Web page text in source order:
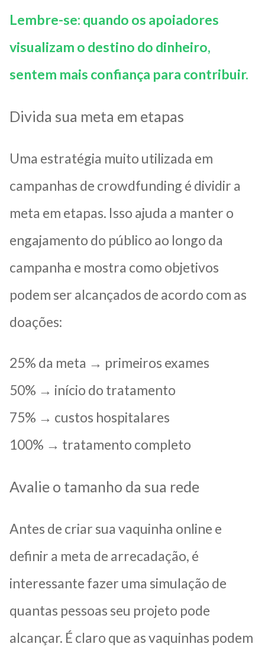
Lembre-se: quando os apoiadores
visualizam o destino do dinheiro,
sentem mais confiança para contribuir.
Divida sua meta em etapas
Uma estratégia muito utilizada em
campanhas de crowdfunding é dividir a
meta em etapas. Isso ajuda a manter o
engajamento do público ao longo da
campanha e mostra como objetivos
podem ser alcançados de acordo com as
doações:
25% da meta → primeiros exames
50% → início do tratamento
75% → custos hospitalares
100% → tratamento completo
Avalie o tamanho da sua rede
Antes de criar sua vaquinha online e
definir a meta de arrecadação, é
interessante fazer uma simulação de
quantas pessoas seu projeto pode
alcançar. É claro que as vaquinhas podem